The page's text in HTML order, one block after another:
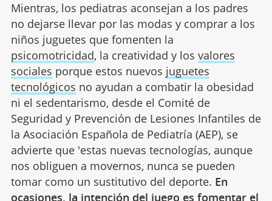
Mientras, los pediatras aconsejan a los padres
no dejarse llevar por las modas y comprar a los
niños juguetes que fomenten la
psicomotricidad, la creatividad y los valores
sociales porque estos nuevos juguetes
tecnológicos no ayudan a combatir la obesidad
ni el sedentarismo, desde el Comité de
Seguridad y Prevención de Lesiones Infantiles de
la Asociación Española de Pediatría (AEP), se
advierte que 'estas nuevas tecnologías, aunque
nos obliguen a movernos, nunca se pueden
tomar como un sustitutivo del deporte. En
ocasiones, la intención del juego es fomentar el